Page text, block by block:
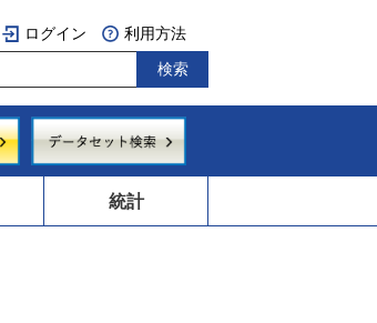
ログイン 利用方法
統計